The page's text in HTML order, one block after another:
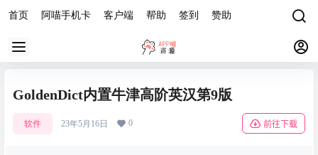
首页 阿喵手机卡 客户端 帮助 签到 赞助
GoldenDict内置牛津高阶英汉第9版
软件 23年5月16日 0 前往下载